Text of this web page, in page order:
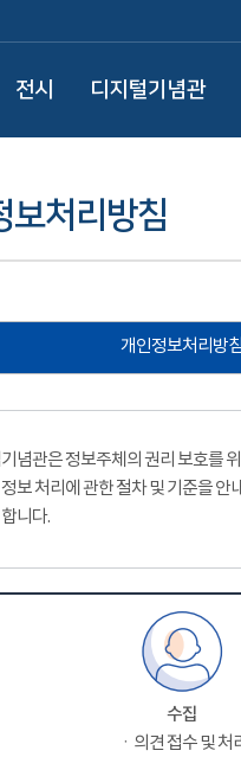
전시 디지털기념관
보처리방침
개인정보처리방침
념관은 정보주체의 권리 보호를
보 처리에 관한 절차 및 기준을
니다.
수집
ㆍ의견 접수 및 처